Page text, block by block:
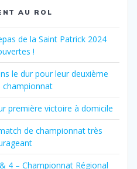
AU ROL
de la Saint Patrick 2024
!
le dur pour leur deuxième
championnat
première victoire à domicile
de championnat très
4 – Championnat Régional